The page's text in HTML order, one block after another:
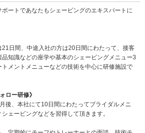
ポートであなたもシェービングのエキスパートに
21日間、中途入社の方は20日間にわたって、接客
知識などの座学や基本のシェービングメニュー3
トメントメニューなどの技術を中心に研修施設で
ロー研修》
後、本社にて10日間にわたってブライダルメニ
シェービングなどを習得して頂きます。